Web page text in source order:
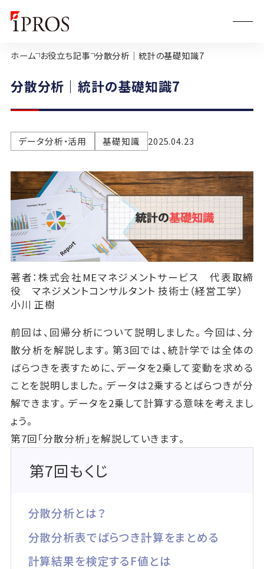
ホーム お役立ち記事 分散分析｜統計の基礎知識7
分散分析｜統計の基礎知識7
データ分析・活用 基礎知識 2025.04.23
著者：株式会社MEマネジメントサービス 代表取締
役 マネジメントコンサルタント 技術士（経営工学）
小川 正樹
前回は、回帰分析について説明しました。今回は、分
散分析を解説します。第3回では、統計学では全体の
ばらつきを表すために、データを2乗して変動を求める
ことを説明しました。データは2乗するとばらつきが分
解できます。データを2乗して計算する意味を考えまし
ょう。
第7回「分散分析」を解説していきます。
第7回もくじ
分散分析とは？
分散分析表でばらつき計算をまとめる
計算結果を検定するF値とは